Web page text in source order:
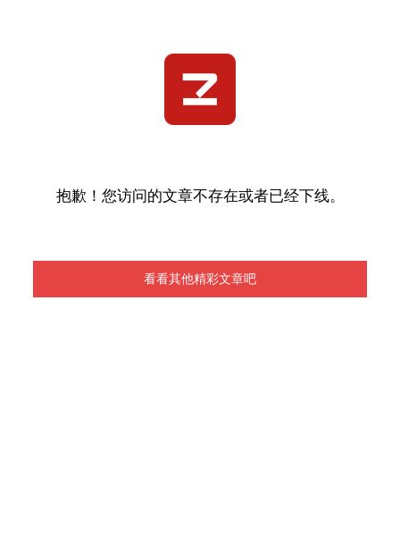
抱歉！您访问的文章不存在或者已经下线。
看看其他精彩文章吧